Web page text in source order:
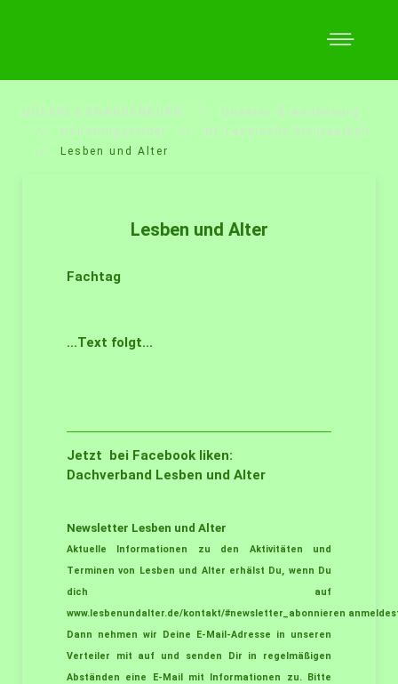
QUEERES BRANDENBURG
Queeres Brandenburg
Handlungsfelder
HF Lesbische Sichtbarkeit
Lesben und Alter
Lesben und Alter
Fachtag
...Text folgt...
Jetzt bei Facebook liken:
Dachverband Lesben und Alter
Newsletter Lesben und Alter
Aktuelle Informationen zu den Aktivitäten und
Terminen von Lesben und Alter erhälst Du, wenn Du
dich auf
www.lesbenundalter.de/kontakt/#newsletter_abonnieren
Dann nehmen wir Deine E-Mail-Adresse in unseren
Verteiler mit auf und senden Dir in regelmäßigen
Abständen eine E-Mail mit Informationen zu. Bitte